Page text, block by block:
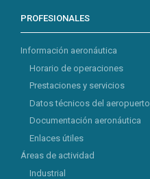
PROFESIONALES
Información aeronáutica
Horario de operaciones
Prestaciones y servicios
Datos técnicos del aeropuerto
Documentación aeronáutica
Enlaces útiles
Áreas de actividad
Industrial